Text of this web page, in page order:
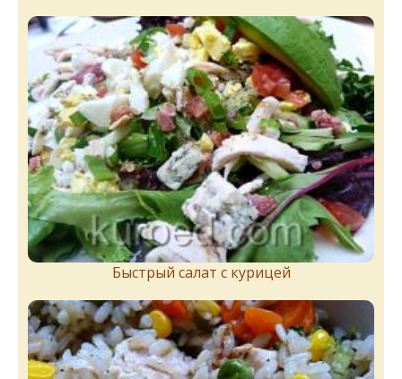
Быстрый салат с курицей